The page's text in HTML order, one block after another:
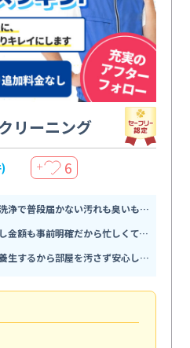
リーニング
＋ 6
部品を外した高圧洗浄で普段届かない汚れも臭いもすっきり解消
スマホで予約完結し金額も事前明確だから忙しくても頼みやすい
作業中はしっかり養生するから部屋を汚さず安心して任せられる